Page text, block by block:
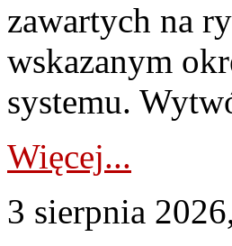
zawartych na
wskazanym
systemu.
Więcej...
3 sierpnia